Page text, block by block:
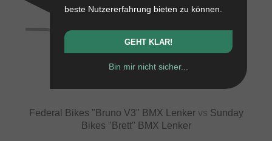
VS
Federal Bikes "Bruno V3" BMX Lenker vs Sunday
Bikes "Brett" BMX Lenker
beste Nutzererfahrung bieten zu können.
GEHT KLAR!
Bin mir nicht sicher...